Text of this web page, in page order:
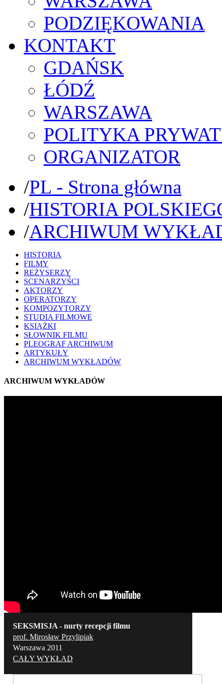
PODZIĘKOWANIA
KONTAKT
GDAŃSK
ŁÓDŹ
WARSZAWA
POLITYKA
ORGANIZATOR
/PL - Strona główna
/HISTORIA
/ARCHIWUM
HISTORIA
FILMY
REŻYSERZY
SCENARZYŚCI
AKTORZY
OPERATORZY
KOMPOZYTORZY
STUDIA FILMOWE
KSIĄŻKI
SŁOWNIK FILMU
PLEOGRAF ARCHIWUM
ARTYKUŁY
ARCHIWUM WYKŁADÓW
ARCHIWUM WYKŁADÓW
SEKSMISJA - nurty recepcji filmu
prof. Mirosław Przylipiak
Warszawa 2011
CAŁY WYKŁAD